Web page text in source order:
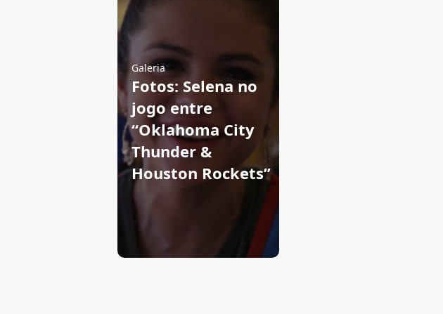
Galeria
Fotos: Selena no
jogo entre
“Oklahoma City
Thunder &
Houston Rockets”